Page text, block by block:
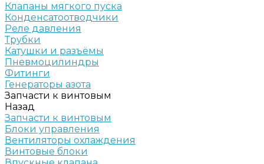
Клапаны мягкого пуска
Конденсатоотводчики
Реле давления
Трубки
Катушки и разъёмы
Пневмоцилиндры
Фитинги
Генераторы азота
Запчасти к винтовым
Назад
Запчасти к винтовым
Блоки управления
Вентиляторы охлаждения
Винтовые блоки